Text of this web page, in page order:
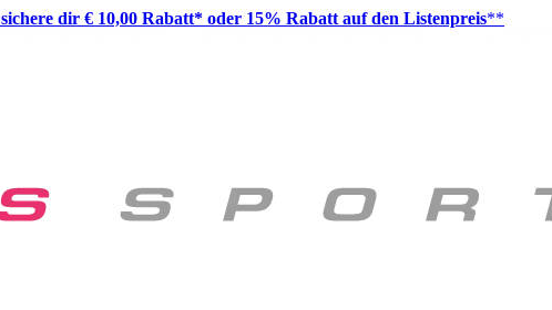
sichere dir € 10,00 Rabatt* oder 15% Rabatt auf den Listenpreis**